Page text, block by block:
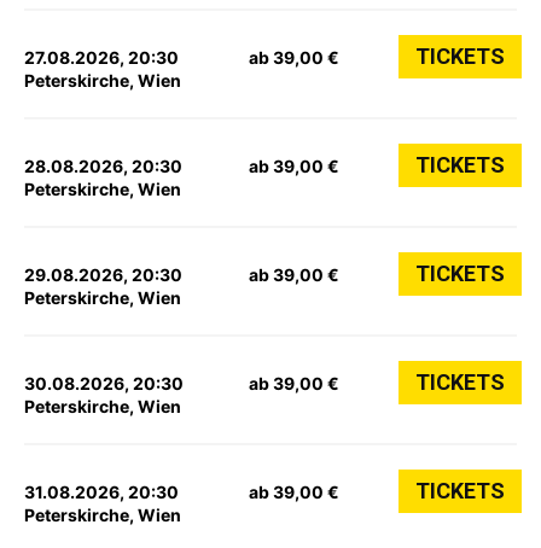
27.08.2026, 20:30
Peterskirche, Wien
ab 39,00 € TICKETS
28.08.2026, 20:30
Peterskirche, Wien
ab 39,00 € TICKETS
29.08.2026, 20:30
Peterskirche, Wien
ab 39,00 € TICKETS
30.08.2026, 20:30
Peterskirche, Wien
ab 39,00 € TICKETS
31.08.2026, 20:30
Peterskirche, Wien
ab 39,00 € TICKETS